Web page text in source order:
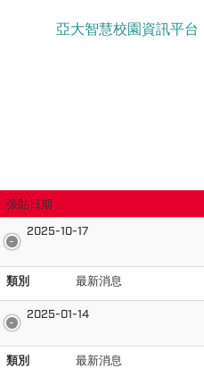
亞大智慧校園資訊平台
張貼日期
2025-10-17
類別
最新消息
2025-01-14
類別 最新消息